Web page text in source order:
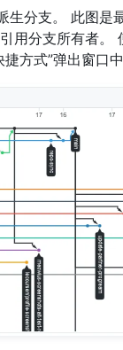
生分支。 此图是
用分支所有者。
方式”弹出窗口